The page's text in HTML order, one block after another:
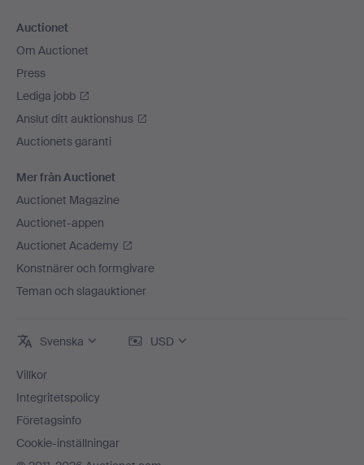
Auctionet
Om Auctionet
Press
Lediga jobb
Anslut ditt auktionshus
Auctionets garanti
Mer från Auctionet
Auctionet Magazine
Auctionet-appen
Auctionet Academy
Konstnärer och formgivare
Teman och slagauktioner
Svenska USD
Villkor
Integritetspolicy
Företagsinfo
Cookie-inställningar